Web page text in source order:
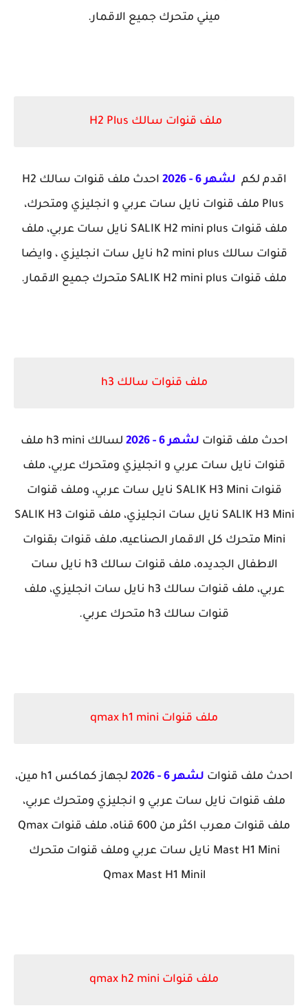
ميني متحرك جميع الاقمار.
ملف قنوات سالك H2 Plus
اقدم لكم لشهر 6 - 2026
احدث ملف قنوات سالك H2
Plus ملف قنوات نايل سات عربي و انجليزي ومتحرك،
ملف قنوات SALIK H2 mini plus نايل سات عربي، ملف
قنوات سالك h2 mini plus نايل سات انجليزي ، وايضا
ملف قنوات SALIK H2 mini plus متحرك جميع الاقمار.
ملف قنوات سالك h3
احدث ملف قنوات لشهر 6 - 2026
لسالك h3 mini ملف
قنوات نايل سات عربي و انجليزي ومتحرك عربي، ملف
قنوات SALIK H3 Mini نايل سات عربي، وملف قنوات
SALIK H3 Mini نايل سات انجليزي، ملف قنوات SALIK H3
Mini متحرك كل الاقمار الصناعيه، ملف قنوات بقنوات
الاطفال الجديده، ملف قنوات سالك h3 نايل سات
عربي،
ملف قنوات سالك h3 نايل سات انجليزي، ملف
قنوات سالك h3 متحرك عربي.
ملف قنوات qmax h1 mini
احدث ملف قنوات لشهر 6 - 2026
لجهاز كماكس h1 مين،
ملف قنوات نايل سات عربي و انجليزي ومتحرك عربي،
ملف قنوات معرب اكثر من 600 قناه، ملف قنوات Qmax
Mast H1 Mini نايل سات عربي وملف قنوات متحرك
Qmax Mast H1 Minil
ملف قنوات qmax h2 mini